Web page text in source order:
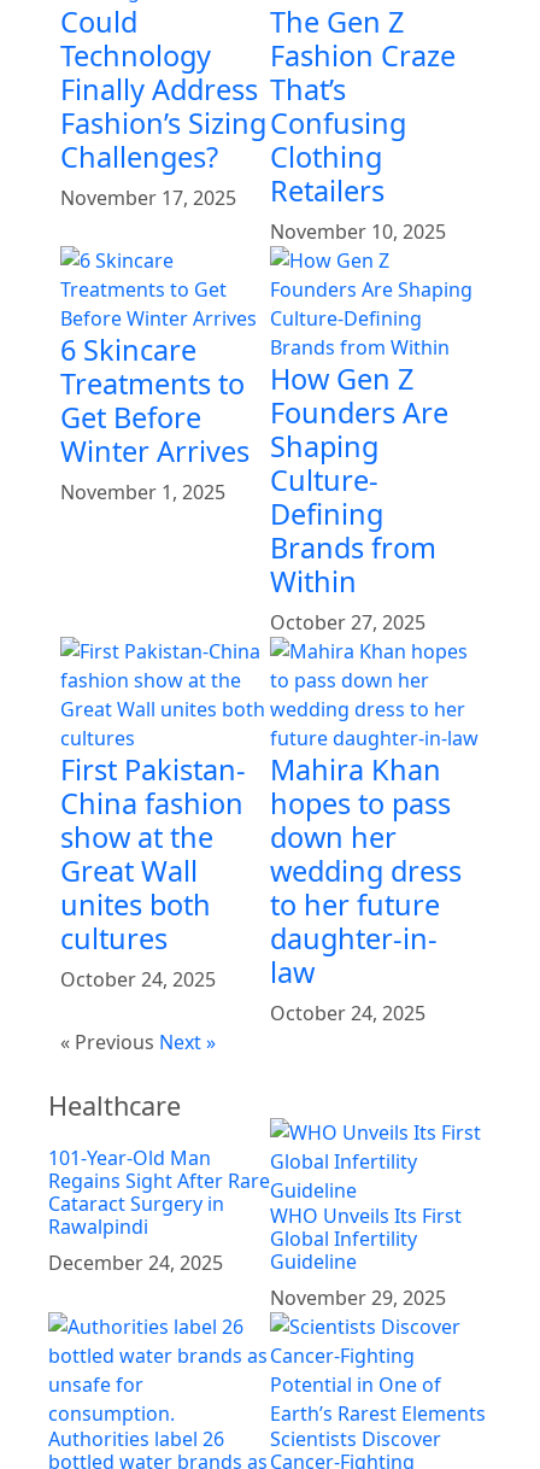
Could
Technology
Finally Address
Fashion’s Sizing
Challenges?
November 17, 2025
The Gen Z
Fashion Craze
That’s
Confusing
Clothing
Retailers
November 10, 2025
6 Skincare
Treatments to
Get Before
Winter Arrives
November 1, 2025
How Gen Z
Founders Are
Shaping
Culture-
Defining
Brands from
Within
October 27, 2025
First Pakistan-
China fashion
show at the
Great Wall
unites both
cultures
October 24, 2025
Mahira Khan
hopes to pass
down her
wedding dress
to her future
daughter-in-
law
October 24, 2025
« Previous Next »
Healthcare
101-Year-Old Man
Regains Sight After Rare
Cataract Surgery in
Rawalpindi
December 24, 2025
WHO Unveils Its First
Global Infertility
Guideline
November 29, 2025
Authorities label 26
bottled water brands as
Scientists Discover
Cancer-Fighting